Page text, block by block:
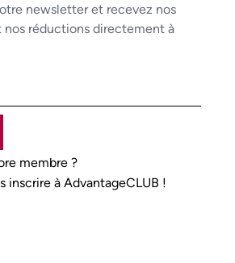
newsletter et recevez nos
nos réductions directement à
membre ?
inscrire à AdvantageCLUB !